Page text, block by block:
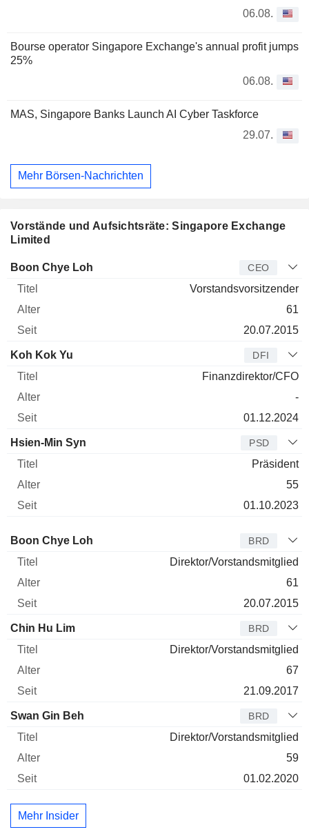
06.08.
Bourse operator Singapore Exchange's annual profit jumps
25%
06.08.
MAS, Singapore Banks Launch AI Cyber Taskforce
29.07.
Mehr Börsen-Nachrichten
Vorstände und Aufsichtsräte: Singapore Exchange
Limited
Manager Titel Alter
Boon Chye Loh CEO
Vorstandsvorsitzender
61
20.07.2015
Koh Kok Yu DFI
Finanzdirektor/CFO
-
01.12.2024
Hsien-Min Syn PSD
Präsident
55
01.10.2023
Verwaltungsratsmitglied
Boon Chye Loh BRD
Direktor/Vorstandsmitglied
61
20.07.2015
Chin Hu Lim BRD
Direktor/Vorstandsmitglied
67
21.09.2017
Swan Gin Beh BRD
Direktor/Vorstandsmitglied
59
01.02.2020
Mehr Insider